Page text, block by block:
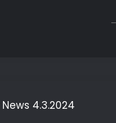
4.3.2024